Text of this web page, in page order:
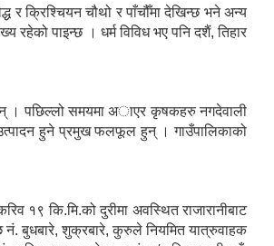
र क्रिश्चियन चौथो र पाँचौँमा देखिन्छ भने अन्य
रहेको पाइन्छ । धर्म विविध भए पनि दशैं, तिहार
। पछिल्लो समयमा अाएर कृषकहरु नगदेवाली
हुने प्रमुख फलफूल हुन् । गाउँपालिकाको
१९ कि.मि.को दुरीमा अवस्थित राजारानीबाट
नं. बुधबारे, शुक्रबारे, कुरुले नियमित यात्रुवाहक